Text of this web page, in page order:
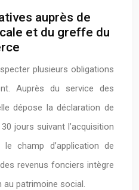
auprès de
et du greffe du
plusieurs obligations
Auprès du service des
dépose la déclaration de
jours suivant l’acquisition
champ d’application de
revenus fonciers intègre
au patrimoine social.